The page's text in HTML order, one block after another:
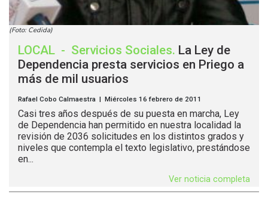
(Foto: Cedida)
LOCAL - Servicios Sociales. La Ley de
Dependencia presta servicios en Priego a
más de mil usuarios
Rafael Cobo Calmaestra | Miércoles 16 febrero de 2011
Casi tres años después de su puesta en marcha, Ley
de Dependencia han permitido en nuestra localidad la
revisión de 2036 solicitudes en los distintos grados y
niveles que contempla el texto legislativo, prestándose
en...
Ver noticia completa